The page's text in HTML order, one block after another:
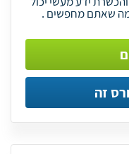
מה שאתם מחפשים .
זה